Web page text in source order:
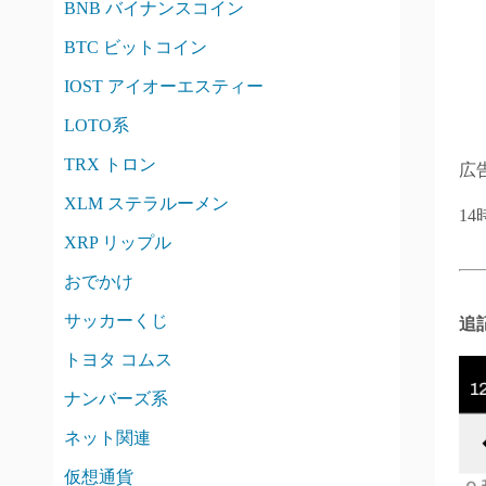
広
14
追
BNB バイナンスコイン
BTC ビットコイン
IOST アイオーエスティー
LOTO系
TRX トロン
XLM ステラルーメン
XRP リップル
おでかけ
サッカーくじ
トヨタ コムス
ナンバーズ系
ネット関連
仮想通貨